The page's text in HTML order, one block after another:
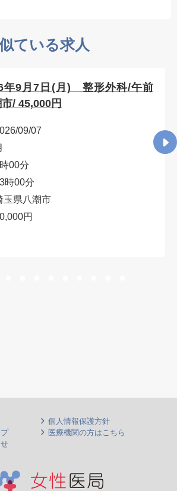
ている求人
年9月7日(月) 整形外科/午前
/ 45,000円
09/07
00分
時00分
玉県八潮市
円
個人情報保護方針
医療機関の方はこちら